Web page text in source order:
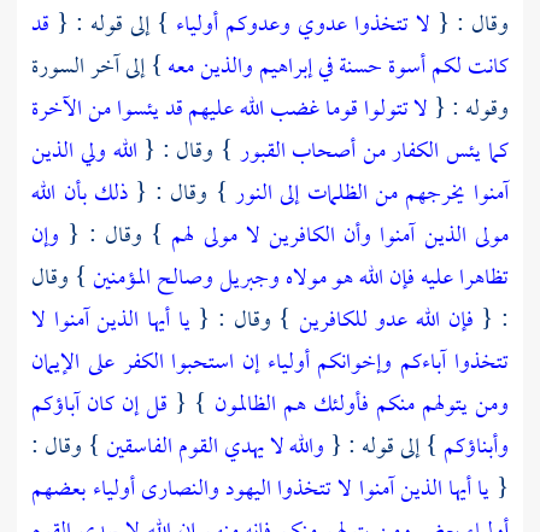
وقال : { لا تتخذوا عدوي وعدوكم أولياء } إلى قوله : { قد
كانت لكم أسوة حسنة في إبراهيم والذين معه} إلى آخر السورة
وقوله : { لا تتولوا قوما غضب الله عليهم قد يئسوا من الآخرة
كما يئس الكفار من أصحاب القبور } وقال : { الله ولي الذين
آمنوا يخرجهم من الظلمات إلى النور } وقال : { ذلك بأن الله
مولى الذين آمنوا وأن الكافرين لا مولى لهم } وقال : { وإن
تظاهرا عليه فإن الله هو مولاه وجبريل وصالح المؤمنين} وقال
: { فإن الله عدو للكافرين } وقال : {يا أيها الذين آمنوا لا
تتخذوا آباءكم وإخوانكم أولياء إن استحبوا الكفر على الإيمان
ومن يتولهم منكم فأولئك هم الظالمون } { قل إن كان آباؤكم
وأبناؤكم } إلى قوله : { والله لا يهدي القوم الفاسقين} وقال :
{ يا أيها الذين آمنوا لا تتخذوا اليهود والنصارى أولياء بعضهم